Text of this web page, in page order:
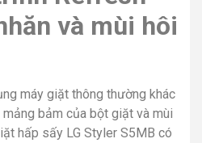
và mùi hôi
máy giặt thông thường khác
bảm của bột giặt và mùi
hấp sấy LG Styler S5MB có